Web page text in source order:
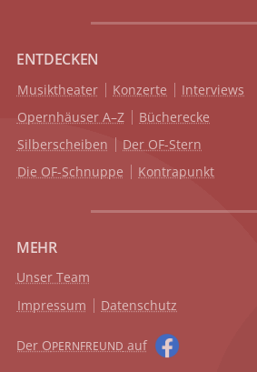
ENTDECKEN
Musiktheater Konzerte
Interviews
Opernhäuser A–Z
Bücherecke
Silberscheiben
Der OF-Stern
Die OF-Schnuppe
Kontrapunkt
MEHR
Unser Team
Impressum
Datenschutz
Der OPERNFREUND auf